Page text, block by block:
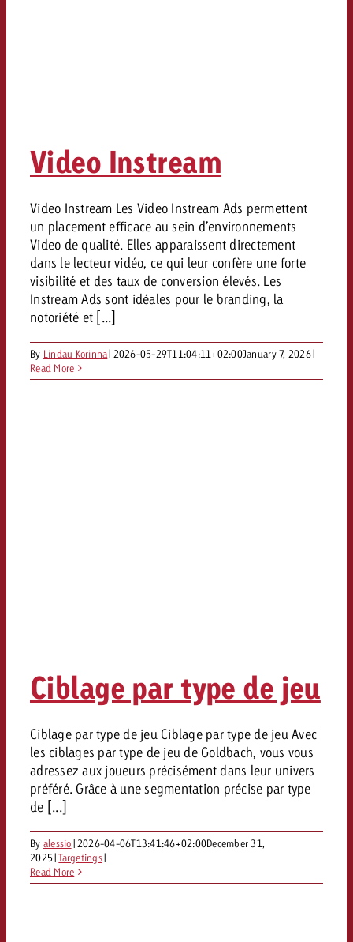
Video Instream
Video Instream Les Video Instream Ads permettent
un placement efficace au sein d’environnements
Video de qualité. Elles apparaissent directement
dans le lecteur vidéo, ce qui leur confère une forte
visibilité et des taux de conversion élevés. Les
Instream Ads sont idéales pour le branding, la
notoriété et [...]
By Lindau Korinna| 2026-05-29T11:04:11+02:00January 7, 2026|
Read More
Ciblage par type de jeu
Ciblage par type de jeu Ciblage par type de jeu Avec
les ciblages par type de jeu de Goldbach, vous vous
adressez aux joueurs précisément dans leur univers
préféré. Grâce à une segmentation précise par type
de [...]
By alessio| 2026-04-06T13:41:46+02:00December 31,
2025|Targetings|
Read More